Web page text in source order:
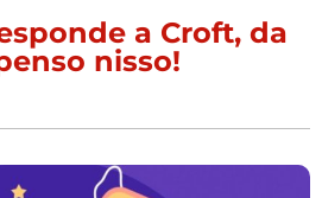
a Croft, da
nisso!